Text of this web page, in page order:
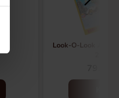
Look-O-Look